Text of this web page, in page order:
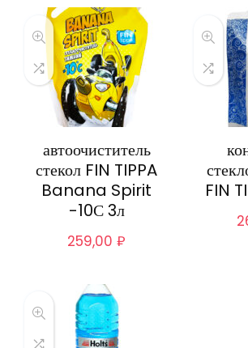
автоочиститель
стекол FIN TIPPA
Banana Spirit
-10С 3л
259,00₽
FIN